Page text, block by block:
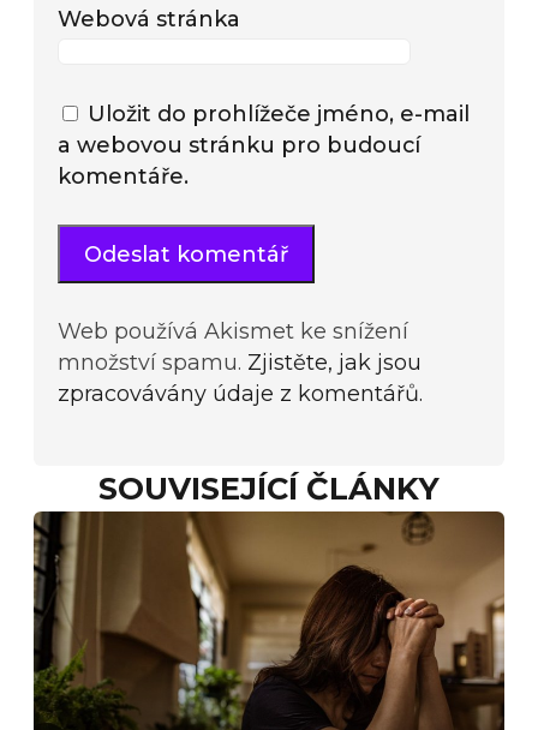
Webová stránka
Uložit do prohlížeče jméno, e-mail
a webovou stránku pro budoucí
komentáře.
Web používá Akismet ke snížení
množství spamu. Zjistěte, jak jsou
zpracovávány údaje z komentářů.
SOUVISEJÍCÍ ČLÁNKY